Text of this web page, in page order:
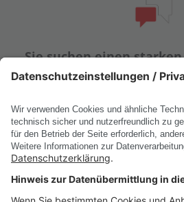
Sie suchen einen
digitale
Experten